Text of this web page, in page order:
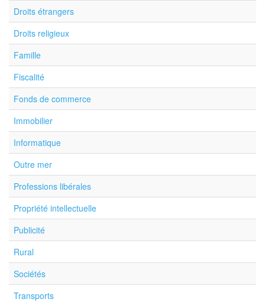
Droits étrangers
Droits religieux
Famille
Fiscalité
Fonds de commerce
Immobilier
Informatique
Outre mer
Professions libérales
Propriété intellectuelle
Publicité
Rural
Sociétés
Transports